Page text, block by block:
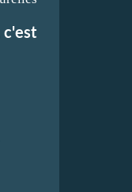
c'est